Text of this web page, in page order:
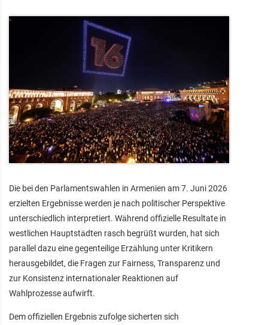
Die bei den Parlamentswahlen in Armenien am 7. Juni 2026
erzielten Ergebnisse werden je nach politischer Perspektive
unterschiedlich interpretiert. Während offizielle Resultate in
westlichen Hauptstädten rasch begrüßt wurden, hat sich
parallel dazu eine gegenteilige Erzählung unter Kritikern
herausgebildet, die Fragen zur Fairness, Transparenz und
zur Konsistenz internationaler Reaktionen auf
Wahlprozesse aufwirft.
Dem offiziellen Ergebnis zufolge sicherten sich